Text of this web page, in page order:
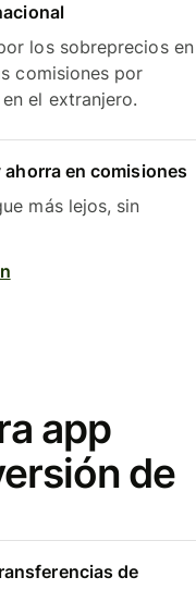
los sobreprecios en
comisiones por
el extranjero.
en comisiones
más lejos, sin
app
de
de